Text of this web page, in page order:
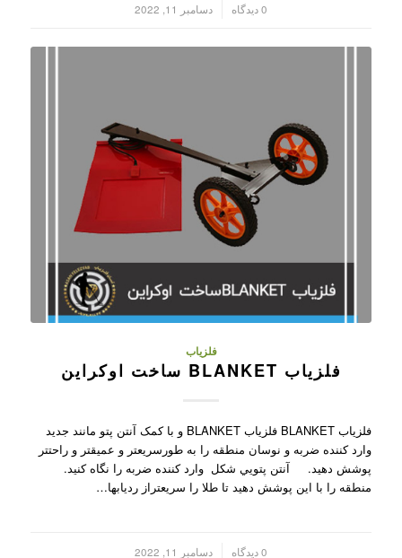
0 دیدگاه دسامبر 11, 2022
فلزیاب
فلزیاب BLANKET ساخت اوکراین
فلزیاب BLANKET فلزیاب BLANKET و با کمک آنتن پتو مانند جديد
وارد کننده ضربه و نوسان منطقه را به طورسريعتر و عميقتر و راحتتر
پوشش دهيد. آنتن پتويي شکل وارد کننده ضربه را نگاه کنيد.
منطقه را با اين پوشش دهيد تا طلا را سريعتراز رديابها…
0 دیدگاه دسامبر 11, 2022